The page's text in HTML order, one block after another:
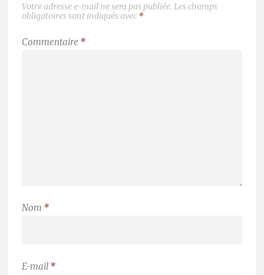
Votre adresse e-mail ne sera pas publiée. Les champs
obligatoires sont indiqués avec *
Commentaire *
Nom *
E-mail *